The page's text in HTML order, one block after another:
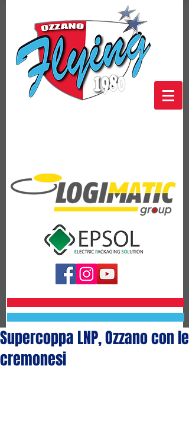
Supercoppa LNP, Ozzano con le
cremonesi